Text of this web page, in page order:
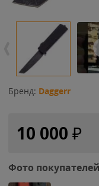
Бренд: Daggerr
10 000 ₽
Фото покупателей